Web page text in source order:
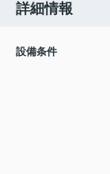
詳細情報
設備条件